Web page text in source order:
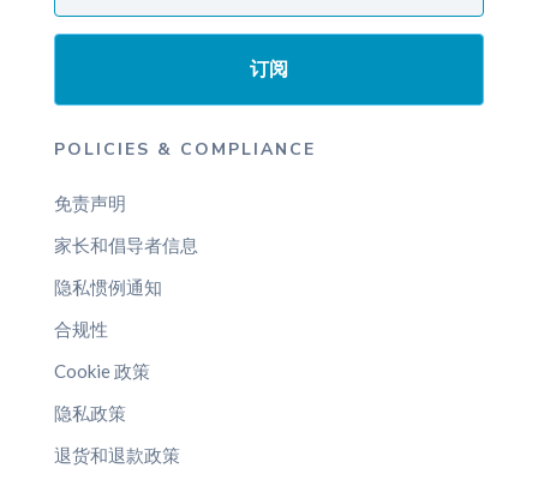
订阅
POLICIES & COMPLIANCE
免责声明
家长和倡导者信息
隐私惯例通知
合规性
Cookie 政策
隐私政策
退货和退款政策